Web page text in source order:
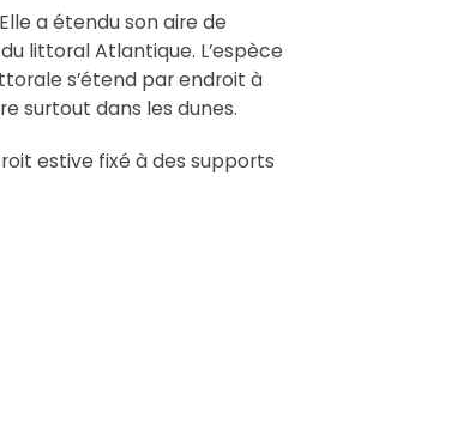
a étendu son aire de
littoral Atlantique. L’espèce
s’étend par endroit à
surtout dans les dunes.
estive fixé à des supports